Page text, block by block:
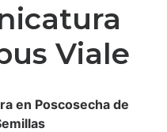
Viale
en Poscosecha de